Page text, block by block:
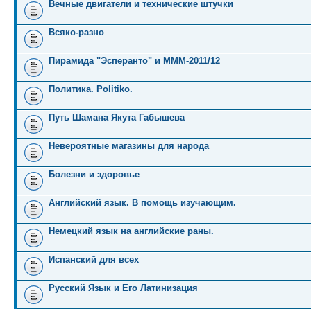
Вечные двигатели и технические штучки
Всяко-разно
Пирамида "Эсперанто" и MMM-2011/12
Политика. Politiko.
Путь Шамана Якута Габышева
Невероятные магазины для народа
Болезни и здоровье
Английский язык. В помощь изучающим.
Немецкий язык на английские раны.
Испанский для всех
Русский Язык и Его Латинизация